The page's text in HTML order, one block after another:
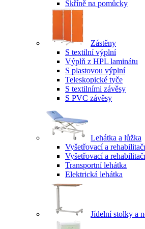
Skříně na pomůcky
Zástěny
S textilní výplní
Výplň z HPL laminátu
S plastovou výplní
Teleskopické tyče
S textilními závěsy
S PVC závěsy
Lehátka a lůžka
Vyšetřovací a
Vyšetřovací a
Transportní lehátka
Elektrická lehátka
Jídelní stolky a